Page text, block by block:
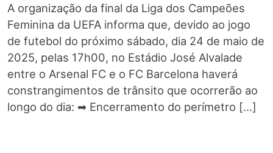
A organização da final da Liga dos Campeões
Feminina da UEFA informa que, devido ao jogo
de futebol do próximo sábado, dia 24 de maio de
2025, pelas 17h00, no Estádio José Alvalade
entre o Arsenal FC e o FC Barcelona haverá
constrangimentos de trânsito que ocorrerão ao
longo do dia: ➡ Encerramento do perímetro […]